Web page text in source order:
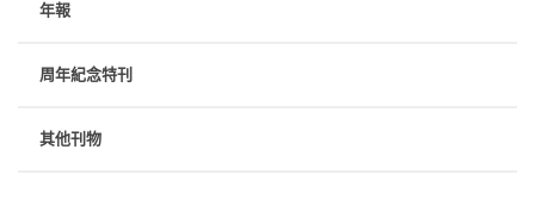
年報
周年紀念特刊
其他刊物